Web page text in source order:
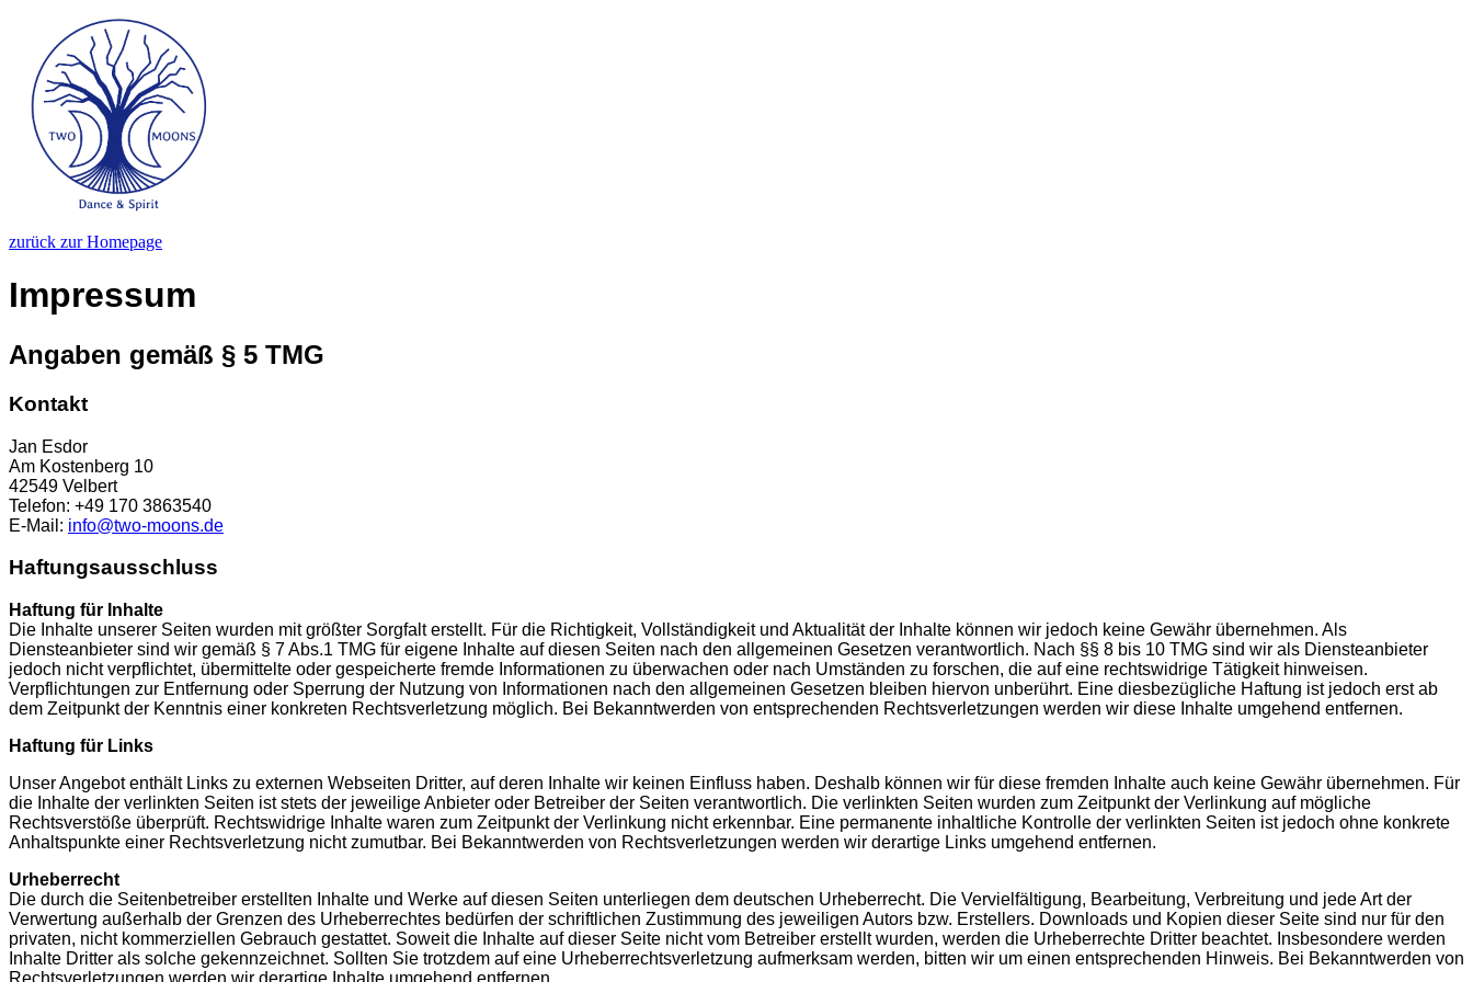
zurück zur Homepage
Impressum
Angaben gemäß § 5 TMG
Kontakt
Jan Esdor
Am Kostenberg 10
42549 Velbert
Telefon: +49 170 3863540
E-Mail: info@two-moons.de
Haftungsausschluss
Haftung für Inhalte
Die Inhalte unserer Seiten wurden mit größter Sorgfalt erstellt. Für die Richtigkeit, Vollständigkeit und Aktualität der Inhalte können wir jedoch keine Gewähr übernehmen. Als
Diensteanbieter sind wir gemäß § 7 Abs.1 TMG für eigene Inhalte auf diesen Seiten nach den allgemeinen Gesetzen verantwortlich. Nach §§ 8 bis 10 TMG sind wir als Diensteanbieter
jedoch nicht verpflichtet, übermittelte oder gespeicherte fremde Informationen zu überwachen oder nach Umständen zu forschen, die auf eine rechtswidrige Tätigkeit hinweisen.
Verpflichtungen zur Entfernung oder Sperrung der Nutzung von Informationen nach den allgemeinen Gesetzen bleiben hiervon unberührt. Eine diesbezügliche Haftung ist jedoch erst ab
dem Zeitpunkt der Kenntnis einer konkreten Rechtsverletzung möglich. Bei Bekanntwerden von entsprechenden Rechtsverletzungen werden wir diese Inhalte umgehend entfernen.
Haftung für Links
Unser Angebot enthält Links zu externen Webseiten Dritter, auf deren Inhalte wir keinen Einfluss haben. Deshalb können wir für diese fremden Inhalte auch keine Gewähr übernehmen. Für
die Inhalte der verlinkten Seiten ist stets der jeweilige Anbieter oder Betreiber der Seiten verantwortlich. Die verlinkten Seiten wurden zum Zeitpunkt der Verlinkung auf mögliche
Rechtsverstöße überprüft. Rechtswidrige Inhalte waren zum Zeitpunkt der Verlinkung nicht erkennbar. Eine permanente inhaltliche Kontrolle der verlinkten Seiten ist jedoch ohne konkrete
Anhaltspunkte einer Rechtsverletzung nicht zumutbar. Bei Bekanntwerden von Rechtsverletzungen werden wir derartige Links umgehend entfernen.
Urheberrecht
Die durch die Seitenbetreiber erstellten Inhalte und Werke auf diesen Seiten unterliegen dem deutschen Urheberrecht. Die Vervielfältigung, Bearbeitung, Verbreitung und jede Art der
Verwertung außerhalb der Grenzen des Urheberrechtes bedürfen der schriftlichen Zustimmung des jeweiligen Autors bzw. Erstellers. Downloads und Kopien dieser Seite sind nur für den
privaten, nicht kommerziellen Gebrauch gestattet. Soweit die Inhalte auf dieser Seite nicht vom Betreiber erstellt wurden, werden die Urheberrechte Dritter beachtet. Insbesondere werden
Inhalte Dritter als solche gekennzeichnet. Sollten Sie trotzdem auf eine Urheberrechtsverletzung aufmerksam werden, bitten wir um einen entsprechenden Hinweis. Bei Bekanntwerden von
Rechtsverletzungen werden wir derartige Inhalte umgehend entfernen.